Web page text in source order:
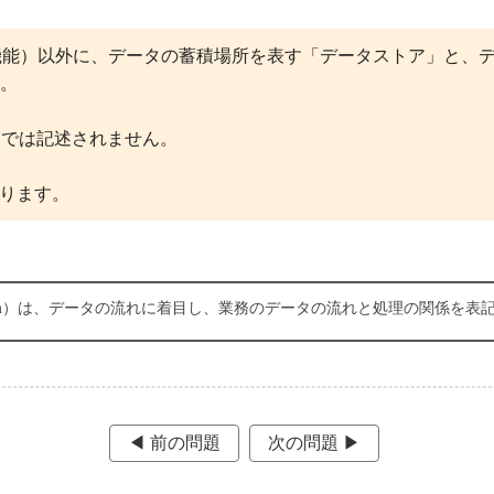
）以外に、データの蓄積場所を表す「データストア」と、
は記述されません。
ます。
）は、データの流れに着目し、業務のデータの流れと処理の関係を表
◀︎ 前の問題 次の問題 ▶︎